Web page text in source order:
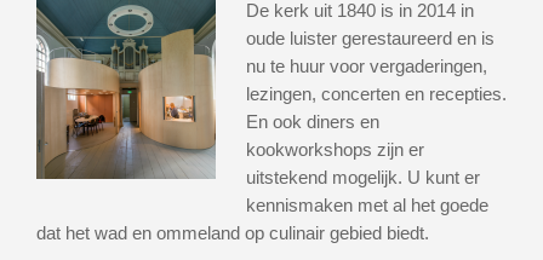
De kerk uit 1840 is in 2014 in
oude luister gerestaureerd en is
nu te huur voor vergaderingen,
lezingen, concerten en recepties.
En ook diners en
kookworkshops zijn er
uitstekend mogelijk. U kunt er
kennismaken met al het goede
dat het wad en ommeland op culinair gebied biedt.